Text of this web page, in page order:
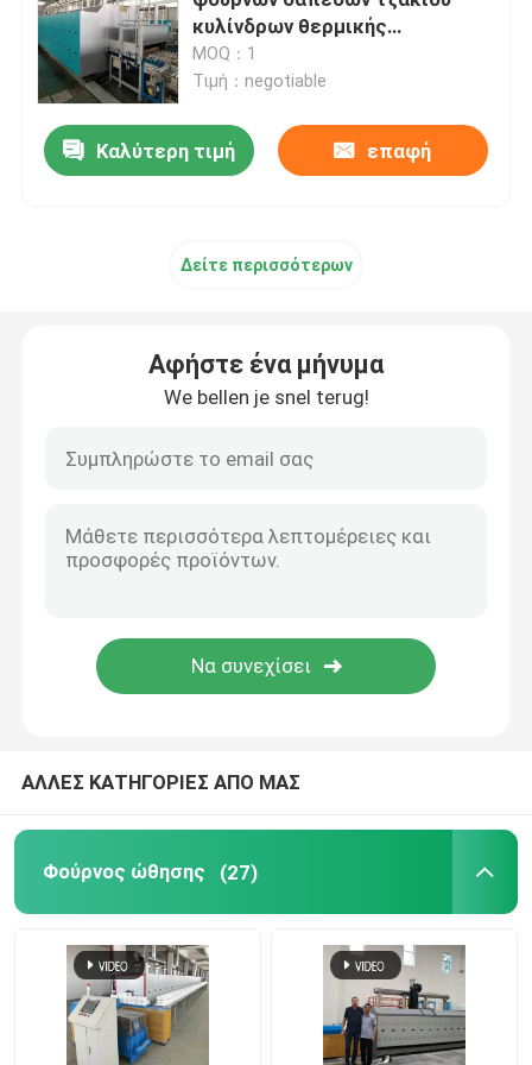
φούρνος ζωνών πλέγματος
Φούρνος τύπων παραθύρων
κλίβανος σηράγγων
φούρνος καροτσακιών
κλίβανος δαπέδων τζακιού κυλίνδρων
Έπιπλα κλιβάνων
κυλίνδρων θερμικής
επεξεργασίας υψηλής
θερμοκρασίας
MOQ：1
Τιμή：negotiable
Καλύτερη τιμή επαφή
Δείτε περισσότερων
Αφήστε ένα μήνυμα
We bellen je snel terug!
ΑΛΛΕΣ ΚΑΤΗΓΟΡΙΕΣ ΑΠΟ ΜΑΣ
Φούρνος ώθησης (27)